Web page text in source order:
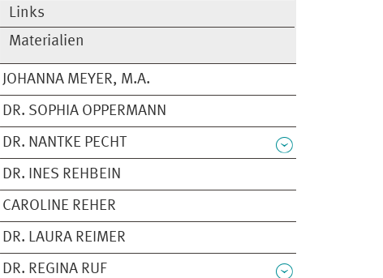
Links
Materialien
JOHANNA MEYER, M.A.
DR. SOPHIA OPPERMANN
DR. NANTKE PECHT
DR. INES REHBEIN
CAROLINE REHER
DR. LAURA REIMER
DR. REGINA RUF